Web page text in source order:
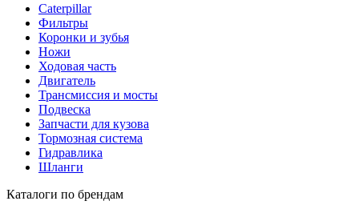
Caterpillar
Фильтры
Коронки и зубья
Ножи
Ходовая часть
Двигатель
Трансмиссия и мосты
Подвеска
Запчасти для кузова
Тормозная система
Гидравлика
Шланги
Каталоги по брендам